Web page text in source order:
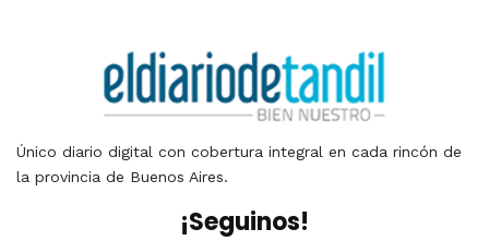
Único diario digital con cobertura integral en cada rincón de
la provincia de Buenos Aires.
¡Seguinos!